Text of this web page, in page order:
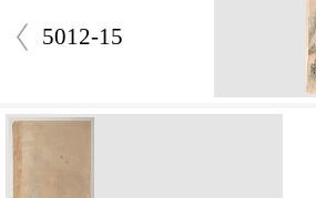
5012-15